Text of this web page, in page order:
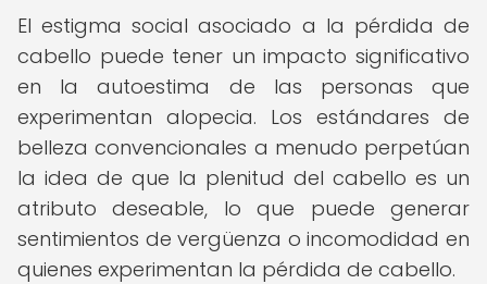
El estigma social asociado a la pérdida de
cabello puede tener un impacto significativo
en la autoestima de las personas que
experimentan alopecia. Los estándares de
belleza convencionales a menudo perpetúan
la idea de que la plenitud del cabello es un
atributo deseable, lo que puede generar
sentimientos de vergüenza o incomodidad en
quienes experimentan la pérdida de cabello.